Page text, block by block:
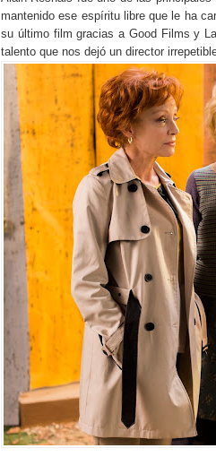
mantenido ese espíritu libre que le ha
su último film gracias a Good Films y
talento que nos dejó un director